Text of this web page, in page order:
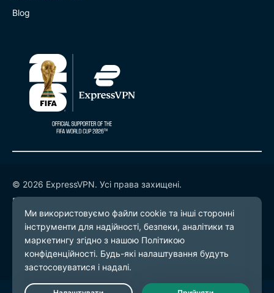
Blog
© 2026 ExpressVPN. Усі права захищені.
Політика конфіденційності
Умови надання послуг
Налаштування файлів cookie